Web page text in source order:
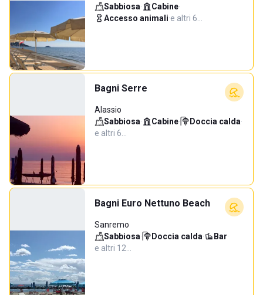
Sabbiosa· Cabine·
Accesso animali·e altri 6…
Bagni Serre
Alassio
Sabbiosa· Cabine· Doccia calda·
e altri 6…
Bagni Euro Nettuno Beach
Sanremo
Sabbiosa· Doccia calda· Bar·
e altri 12…